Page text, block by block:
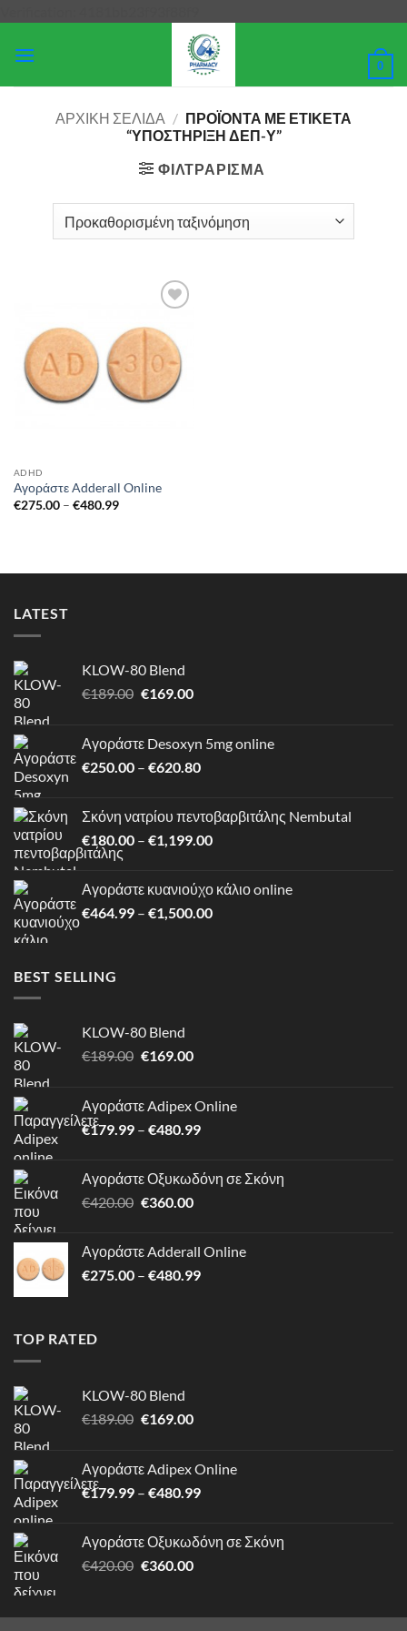
στο
περιεχόμενο
0
ΑΡΧΙΚΉ ΣΕΛΊΔΑ / ΠΡΟΪΌΝΤΑ ΜΕ ΕΤΙΚΈΤΑ
“ΥΠΟΣΤΉΡΙΞΗ ΔΕΠ-Υ”
ΦΙΛΤΡΆΡΙΣΜΑ
wishlist
ADHD
Αγοράστε Adderall Online
€275.00 – €480.99Price
LATEST
KLOW-80 Blend
€189.00 Original
€189.00.
€169.00Η
είναι:
€169.00.
Αγοράστε Desoxyn 5mg online
€250.00 – €620.80Price
through
€620.80
Σκόνη νατρίου πεντοβαρβιτάλης Nembutal
€180.00 – €1,199.00Price
through
€1,199.00
Αγοράστε κυανιούχο κάλιο online
€464.99 – €1,500.00Price
BEST SELLING
KLOW-80 Blend
€189.00 Original
€189.00.
€169.00Η
είναι:
€169.00.
Αγοράστε Adipex Online
€179.99 – €480.99Price
through
Αγοράστε Οξυκωδόνη σε Σκόνη
€420.00 Original
€420.00.
€360.00Η
είναι:
€360.00.
Αγοράστε Adderall Online
€275.00 – €480.99Price
TOP RATED
KLOW-80 Blend
€189.00 Original
€189.00.
€169.00Η
είναι:
€169.00.
Αγοράστε Adipex Online
€179.99 – €480.99Price
through
Αγοράστε Οξυκωδόνη σε Σκόνη
€420.00 Original
€420.00.
€360.00Η
είναι: